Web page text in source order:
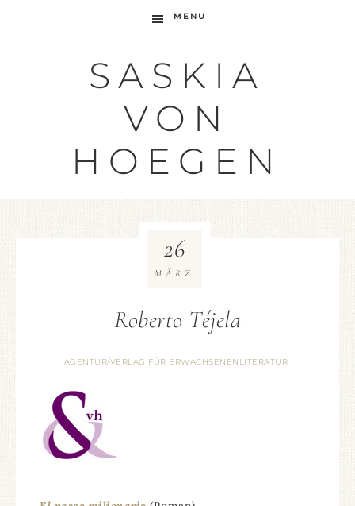
MENU
SASKIA
VON
HOEGEN
Roberto Téjela
AGENTUR/VERLAG FÜR ERWACHSENENLITERATUR
26
MÄRZ